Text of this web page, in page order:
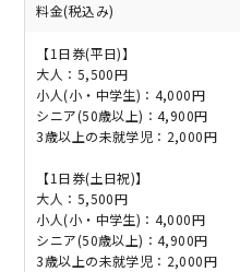
料金(税込み)
【1日券(平日)】
大人：5,500円
小人(小・中学生)：4,000円
シニア(50歳以上)：4,900円
3歳以上の未就学児：2,000円
【1日券(土日祝)】
大人：5,500円
小人(小・中学生)：4,000円
シニア(50歳以上)：4,900円
3歳以上の未就学児：2,000円